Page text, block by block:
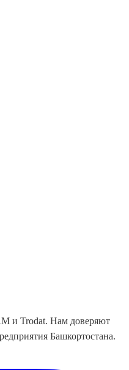
и Trodat. Нам доверяют
Башкортостана.